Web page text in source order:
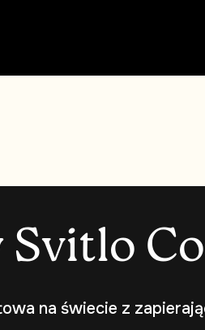
Svitlo Co
na świecie z